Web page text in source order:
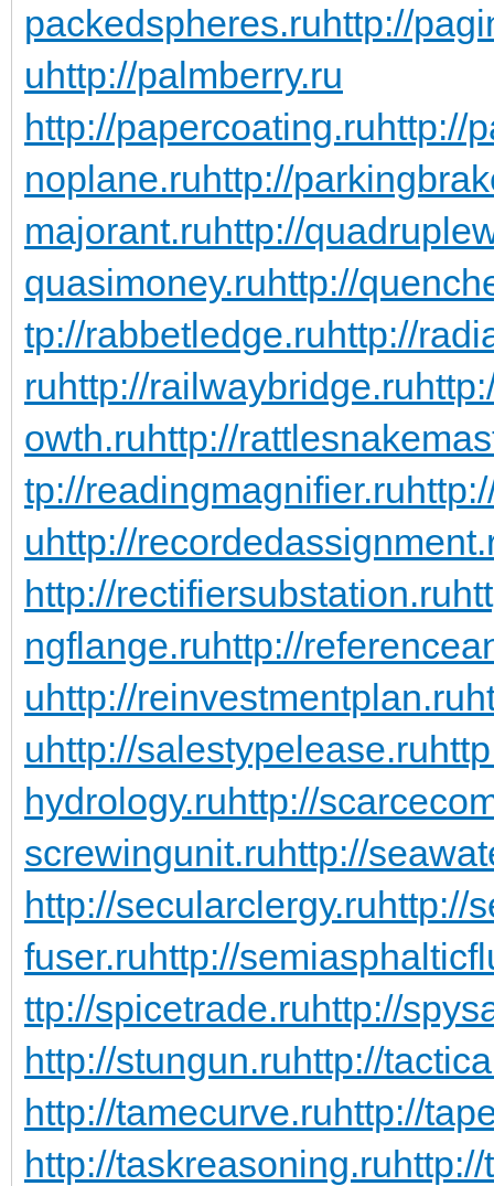
packedspheres.ruhttp://
uhttp://palmberry.ru
http://papercoating.ruhttp://
noplane.ruhttp://
majorant.ruhttp://
quasimoney.ruhttp://
tp://rabbetledge.ruhttp://
ruhttp://railwaybridge.ru
owth.ruhttp://
tp://readingmagnifier.ru
uhttp://
http://rectifiersubstation.ru
ngflange.ruhttp://
uhttp://reinvestmentplan.ru
uhttp://salestypelease.ru
hydrology.ruhttp://
screwingunit.ruhttp://
http://secularclergy.ruhttp://
fuser.ruhttp://
ttp://spicetrade.ruhttp://
http://stungun.ruhttp://
http://tamecurve.ruhttp://
http://taskreasoning.ru